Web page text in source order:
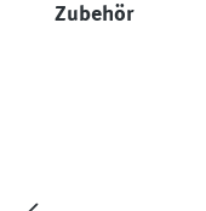
Produktgalerie
Zubehör